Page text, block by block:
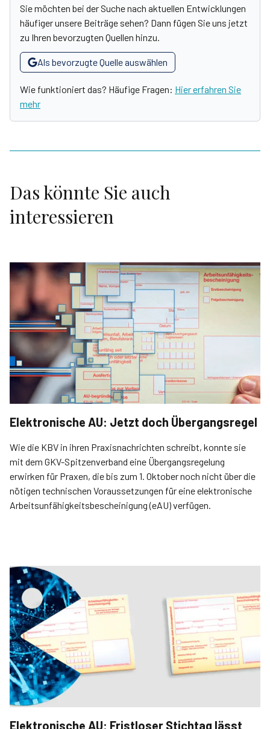
Sie möchten bei der Suche nach aktuellen Entwicklungen
häufiger unsere Beiträge sehen? Dann fügen Sie uns jetzt
zu Ihren bevorzugten Quellen hinzu.
Als bevorzugte Quelle auswählen
Wie funktioniert das? Häufige Fragen: Hier erfahren Sie
mehr
Das könnte Sie auch
interessieren
Elektronische AU: Jetzt doch Übergangsregel
Wie die KBV in ihren Praxisnachrichten schreibt, konnte sie
mit dem GKV-Spitzenverband eine Übergangsregelung
erwirken für Praxen, die bis zum 1. Oktober noch nicht über die
nötigen technischen Voraussetzungen für eine elektronische
Arbeitsunfähigkeitsbescheinigung (eAU) verfügen.
Elektronische AU: Fristloser Stichtag lässt